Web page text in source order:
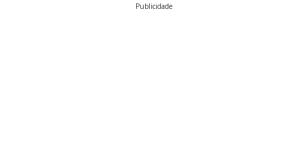
Publicidade